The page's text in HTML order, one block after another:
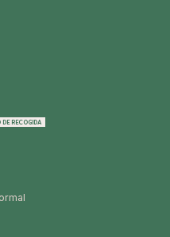
DE RECOGIDA